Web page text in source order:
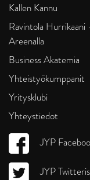
Kallen Kannu
Ravintola Hurrikaani
Areenalla
Business Akatemia
Yhteistyökumppanit
Yritysklubi
Yhteystiedot
JYP
JYP